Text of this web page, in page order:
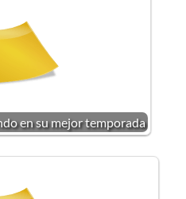
en su mejor temporada